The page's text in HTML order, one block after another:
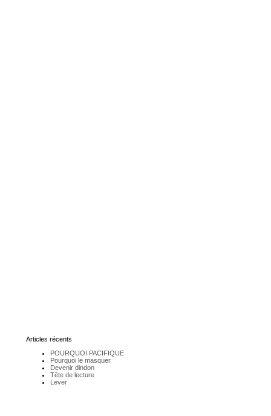
Articles récents
POURQUOI PACIFIQUE
Pourquoi le masquer
Devenir dindon
Tête de lecture
Lever